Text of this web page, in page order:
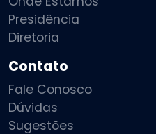
Presidência
Diretoria
Contato
Fale Conosco
Dúvidas
Sugestões